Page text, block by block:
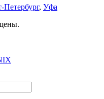
Петербург, Уфа